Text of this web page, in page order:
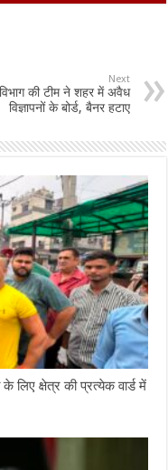
Next
विभाग की टीम ने शहर में अवैध
विज्ञापनों के बोर्ड, बैनर हटाए
लिए क्षेत्र की प्रत्येक वार्ड में